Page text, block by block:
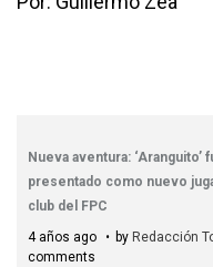
Nueva aventura: ‘Aranguito’
presentado como nuevo
club del FPC
4 años ago
by Redacción
comments